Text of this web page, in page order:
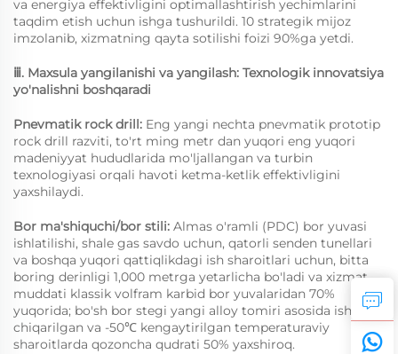
va energiya effektivligini optimallashtirish yechimlarini
taqdim etish uchun ishga tushurildi. 10 strategik mijoz
imzolanib, xizmatning qayta sotilishi foizi 90%ga yetdi.
ⅲ. Maxsula yangilanishi va yangilash: Texnologik innovatsiya
yo'nalishni boshqaradi
Pnevmatik rock drill: Eng yangi nechta pnevmatik prototip
rock drill razviti, to'rt ming metr dan yuqori eng yuqori
madeniyyat hududlarida mo'ljallangan va turbin
texnologiyasi orqali havoti ketma-ketlik effektivligini
yaxshilaydi.
Bor ma'shiquchi/bor stili: Almas o'ramli (PDC) bor yuvasi
ishlatilishi, shale gas savdo uchun, qatorli senden tunellari
va boshqa yuqori qattiqlikdagi ish sharoitlari uchun, bitta
boring derinligi 1,000 metrga yetarlicha bo'ladi va xizmat
muddati klassik volfram karbid bor yuvalaridan 70%
yuqorida; bo'sh bor stegi yangi alloy tomiri asosida ishlab
chiqarilgan va -50℃ kengaytirilgan temperaturaviy
sharoitlarda qozoncha qudrati 50% yaxshiroq.